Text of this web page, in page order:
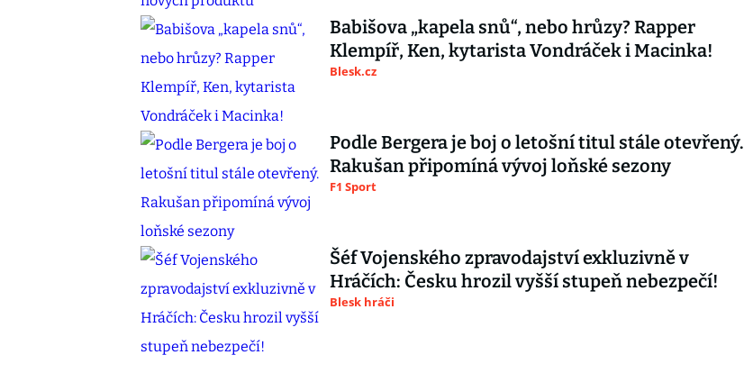
Babišova „kapela snů“, nebo hrůzy? Rapper
Klempíř, Ken, kytarista Vondráček i Macinka!
Blesk.cz
Podle Bergera je boj o letošní titul stále otevřený.
Rakušan připomíná vývoj loňské sezony
F1 Sport
Šéf Vojenského zpravodajství exkluzivně v
Hráčích: Česku hrozil vyšší stupeň nebezpečí!
Blesk hráči